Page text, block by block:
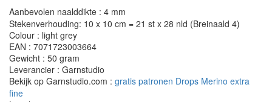
Aanbevolen naalddikte : 4 mm
Stekenverhouding: 10 x 10 cm = 21 st x 28 nld (Breinaald 4)
Colour : light grey
EAN : 7071723003664
Gewicht : 50 gram
Leverancier : Garnstudio
Bekijk op Garnstudio.com : gratis patronen Drops Merino extra
fine